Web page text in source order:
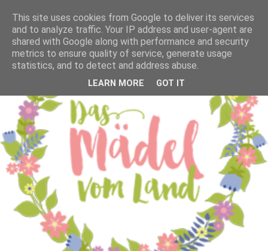
This site uses cookies from Google to deliver its services
and to analyze traffic. Your IP address and user-agent are
shared with Google along with performance and security
metrics to ensure quality of service, generate usage
statistics, and to detect and address abuse.
LEARN MORE GOT IT